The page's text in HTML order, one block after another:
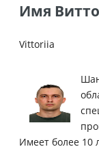
Имя
Vittoriia
Имеет более 10